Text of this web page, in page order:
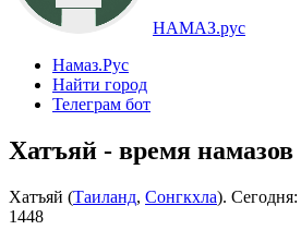
НАМАЗ.рус
Намаз.Рус
Найти город
Телеграм бот
Хатъяй - время намазов
Хатъяй (Таиланд, Сонгкхла). Сегодня:
1448